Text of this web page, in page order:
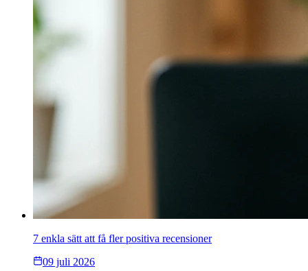
7 enkla sätt att få fler positiva recensioner
09 juli 2026